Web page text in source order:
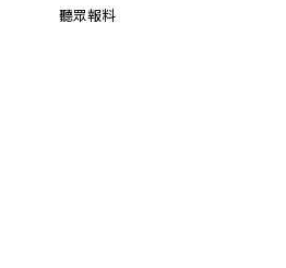
聽眾報料